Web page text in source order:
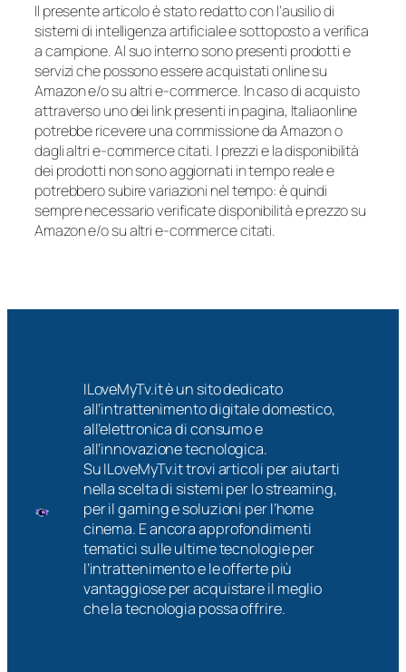
Il presente articolo è stato redatto con l’ausilio di
sistemi di intelligenza artificiale e sottoposto a verifica
a campione. Al suo interno sono presenti prodotti e
servizi che possono essere acquistati online su
Amazon e/o su altri e-commerce. In caso di acquisto
attraverso uno dei link presenti in pagina, Italiaonline
potrebbe ricevere una commissione da Amazon o
dagli altri e-commerce citati. I prezzi e la disponibilità
dei prodotti non sono aggiornati in tempo reale e
potrebbero subire variazioni nel tempo: è quindi
sempre necessario verificate disponibilità e prezzo su
Amazon e/o su altri e-commerce citati.
ILoveMyTv.it è un sito dedicato
all’intrattenimento digitale domestico,
all’elettronica di consumo e
all’innovazione tecnologica.
Su ILoveMyTv.it trovi articoli per aiutarti
nella scelta di sistemi per lo streaming,
per il gaming e soluzioni per l’home
cinema. E ancora approfondimenti
tematici sulle ultime tecnologie per
l’intrattenimento e le offerte più
vantaggiose per acquistare il meglio
che la tecnologia possa offrire.